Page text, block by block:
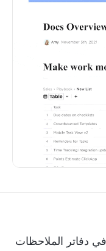
دفاتر الملاحظات